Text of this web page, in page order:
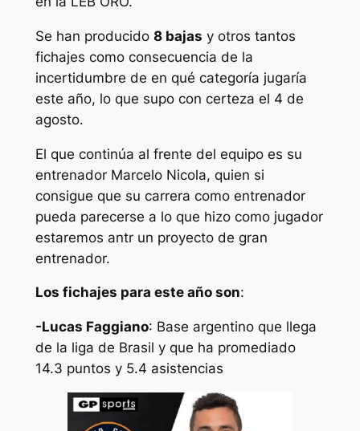
Se han producido 8 bajas y otros tantos
fichajes como consecuencia de la
incertidumbre de en qué categoría jugaría
este año, lo que supo con certeza el 4 de
agosto.
El que continúa al frente del equipo es su
entrenador Marcelo Nicola, quien si
consigue que su carrera como entrenador
pueda parecerse a lo que hizo como jugador
estaremos antr un proyecto de gran
entrenador.
Los fichajes para este año son:
-Lucas Faggiano: Base argentino que llega
de la liga de Brasil y que ha promediado
14.3 puntos y 5.4 asistencias